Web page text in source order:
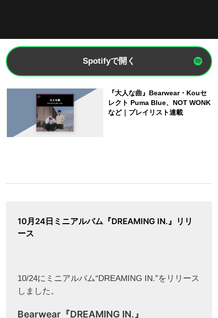
Spotifyで開く
10月24日ミニアルバム『DREAMING IN.』リリ
ース
10/24にミニアルバム“DREAMING IN.”をリリース
しました。
Bearwear『DREAMING IN.』